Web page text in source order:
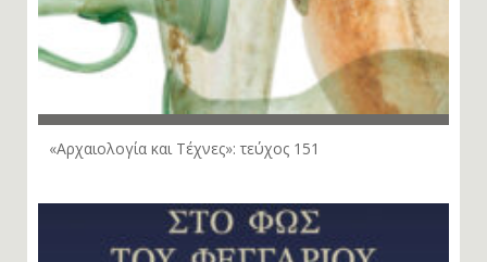
«Αρχαιολογία και Τέχνες»: τεύχος 151